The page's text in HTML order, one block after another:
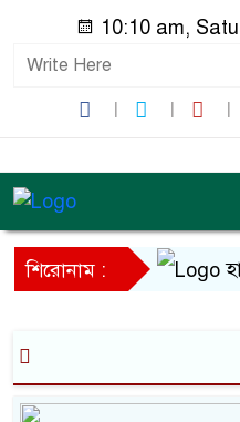
10:10 am,
শিরোনাম :